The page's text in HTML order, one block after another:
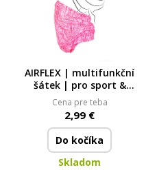
AIRFLEX | multifunkční
šátek | pro sport &
ochranu | univerzální
velikost | PINK
Cena pre teba
2,99 €
Do kočíka
Skladom